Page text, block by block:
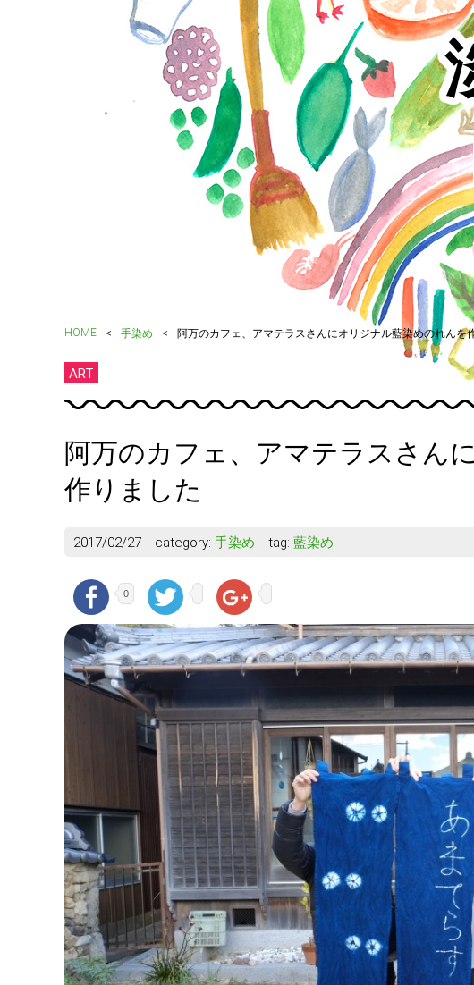
HOME 手染め 阿万のカフェ、アマテラスさんにオリジナル藍染めのれんを
ART
阿万のカフェ、アマテラスさん
作りました
2017/02/27 category: 手染め tag: 藍染め
0